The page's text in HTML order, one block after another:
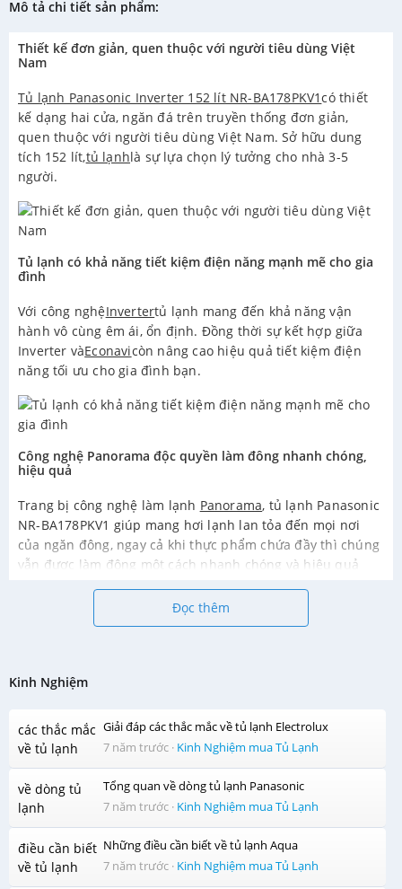
Kinh Nghiệm
Giải đáp các thắc mắc về tủ lạnh Electrolux
7 năm trước · Kinh Nghiệm mua Tủ Lạnh
Tổng quan về dòng tủ lạnh Panasonic
7 năm trước · Kinh Nghiệm mua Tủ Lạnh
Những điều cần biết về tủ lạnh Aqua
7 năm trước · Kinh Nghiệm mua Tủ Lạnh
Mô tả chi tiết sản phẩm:
Thiết kế đơn giản, quen thuộc với người tiêu dùng Việt
Nam
Tủ lạnh Panasonic Inverter 152 lít NR-BA178PKV1có thiết
kế dạng hai cửa, ngăn đá trên truyền thống đơn giản,
quen thuộc với người tiêu dùng Việt Nam. Sở hữu dung
tích 152 lít,tủ lạnhlà sự lựa chọn lý tưởng cho nhà 3-5
người.
Tủ lạnh có khả năng tiết kiệm điện năng mạnh mẽ cho gia
đình
Với công nghệInvertertủ lạnh mang đến khả năng vận
hành vô cùng êm ái, ổn định. Đồng thời sự kết hợp giữa
Inverter vàEconavicòn nâng cao hiệu quả tiết kiệm điện
năng tối ưu cho gia đình bạn.
Công nghệ Panorama độc quyền làm đông nhanh chóng,
hiệu quả
Trang bị công nghệ làm lạnh Panorama, tủ lạnh Panasonic
NR-BA178PKV1 giúp mang hơi lạnh lan tỏa đến mọi nơi
của ngăn đông, ngay cả khi thực phẩm chứa đầy thì chúng
vẫn được làm đông một cách nhanh chóng và hiệu quả
lạnhPanasonicnày sử dụng các tinh thể bạc Ag+ trong quá
trình hoạt động. Nhờ vậy mọi vi khuẩn, mùi hôi khó chịu sẽ
nhanh chóng bị loại bỏ, trả lại bầu không khí trong lành
cho thực phẩm tươi ngon lâu hơn.
Rau củ quả luôn mọng nước và tươi mới với ngăn rau quả
giữ ẩm độc đáo
Đọc thêm